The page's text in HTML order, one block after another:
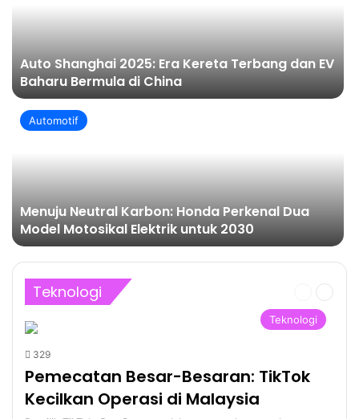
Auto Shanghai 2025: Era Kereta Terbang dan EV
Baharu Bermula di China
Automotif
Menuju Neutral Karbon: Honda Perkenal Dua
Model Motosikal Elektrik untuk 2030
Teknologi
sebelum
Teknologi
329
Pemecatan Besar-Besaran: TikTok
Kecilkan Operasi di Malaysia